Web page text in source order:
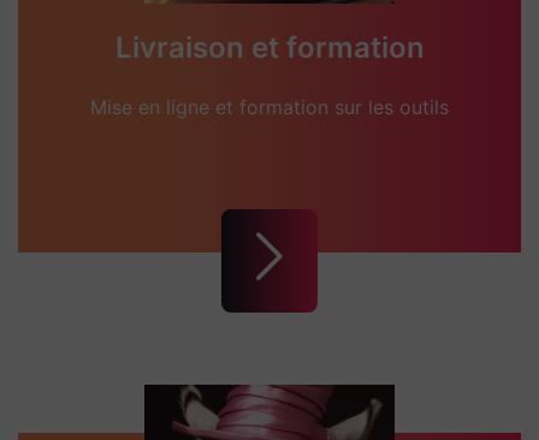
Livraison et formation
Mise en ligne et formation sur les outils